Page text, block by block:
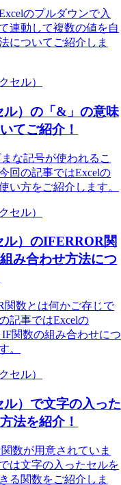
のプルダウンで入
連動して複数の値を自
についてご紹介しま
セル）
ル）の「&」の意味
てご紹介！
な記号が使われるこ
回の記事ではExcelの
い方をご紹介します。
セル）
ル）のIFERROR関
み合わせ方法につ
関数とは何かご存じで
記事ではExcelの
関数の組み合わせにつ
。
セル）
ル）で文字の入った
法を紹介！
数が用意されていま
は文字の入ったセルを
る関数をご紹介しま